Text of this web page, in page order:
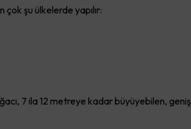
şu ülkelerde yapılır:
7 ila 12 metreye kadar büyüyebilen, geniş